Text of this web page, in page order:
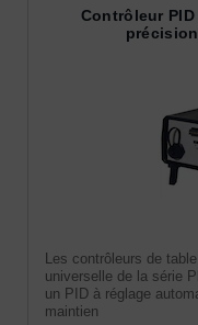
Contrôleur
Les contrôleurs de
universelle de la série
un PID à réglage
maintien